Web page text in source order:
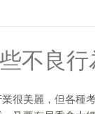
不良行
很美麗，但各種